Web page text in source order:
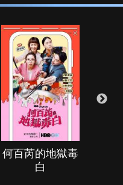
何百芮的地獄毒
白